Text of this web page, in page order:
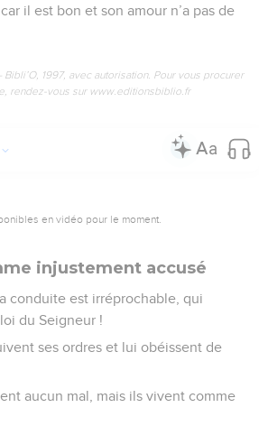
il est bon et son amour n’a pas de
1997, avec autorisation. Pour vous procurer
rendez-vous sur www.editionsbiblio.fr
en vidéo pour le moment.
injustement accusé
conduite est irréprochable, qui
du Seigneur !
ses ordres et lui obéissent de
aucun mal, mais ils vivent comme